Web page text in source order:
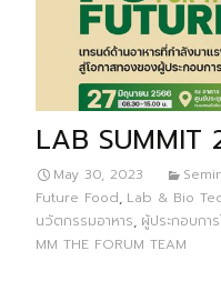
LAB SUMMIT
May 30, 2023
Future Food, Lab & Bio
นวัตกรรมอาหาร, ผู้ประกอบกา
MM THE FORUM TEAM